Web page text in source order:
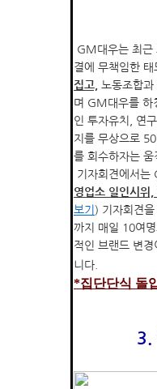
GM대우는 최근
결에 무책임한
집고, 노동조합과
며 GM대우를 하
인 투자유치, 연
지를 무상으로
를 회수하자는 움
기자회견에서는
영업소 일인시위
보기 ) 기자회견
까지 매일 10여
적인 브랜드 변
니다.
*집단단식 돌
3.